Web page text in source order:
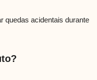
quedas acidentais durante